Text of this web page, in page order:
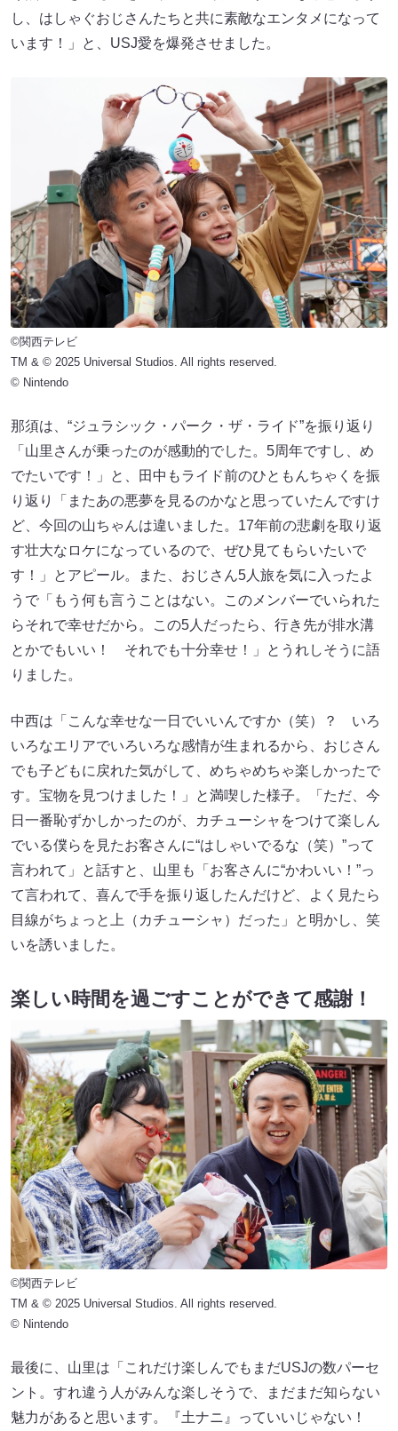
し、はしゃぐおじさんたちと共に素敵なエンタメになって
います！」と、USJ愛を爆発させました。
©関西テレビ
TM & © 2025 Universal Studios. All rights reserved.
© Nintendo
那須は、“ジュラシック・パーク・ザ・ライド”を振り返り
「山里さんが乗ったのが感動的でした。5周年ですし、め
でたいです！」と、田中もライド前のひともんちゃくを振
り返り「またあの悪夢を見るのかなと思っていたんですけ
ど、今回の山ちゃんは違いました。17年前の悲劇を取り返
す壮大なロケになっているので、ぜひ見てもらいたいで
す！」とアピール。また、おじさん5人旅を気に入ったよ
うで「もう何も言うことはない。このメンバーでいられた
らそれで幸せだから。この5人だったら、行き先が排水溝
とかでもいい！ それでも十分幸せ！」とうれしそうに語
りました。
中西は「こんな幸せな一日でいいんですか（笑）？ いろ
いろなエリアでいろいろな感情が生まれるから、おじさん
でも子どもに戻れた気がして、めちゃめちゃ楽しかったで
す。宝物を見つけました！」と満喫した様子。「ただ、今
日一番恥ずかしかったのが、カチューシャをつけて楽しん
でいる僕らを見たお客さんに“はしゃいでるな（笑）”って
言われて」と話すと、山里も「お客さんに“かわいい！”っ
て言われて、喜んで手を振り返したんだけど、よく見たら
目線がちょっと上（カチューシャ）だった」と明かし、笑
いを誘いました。
楽しい時間を過ごすことができて感謝！
©関西テレビ
TM & © 2025 Universal Studios. All rights reserved.
© Nintendo
最後に、山里は「これだけ楽しんでもまだUSJの数パーセ
ント。すれ違う人がみんな楽しそうで、まだまだ知らない
魅力があると思います。『土ナニ』っていいじゃない！